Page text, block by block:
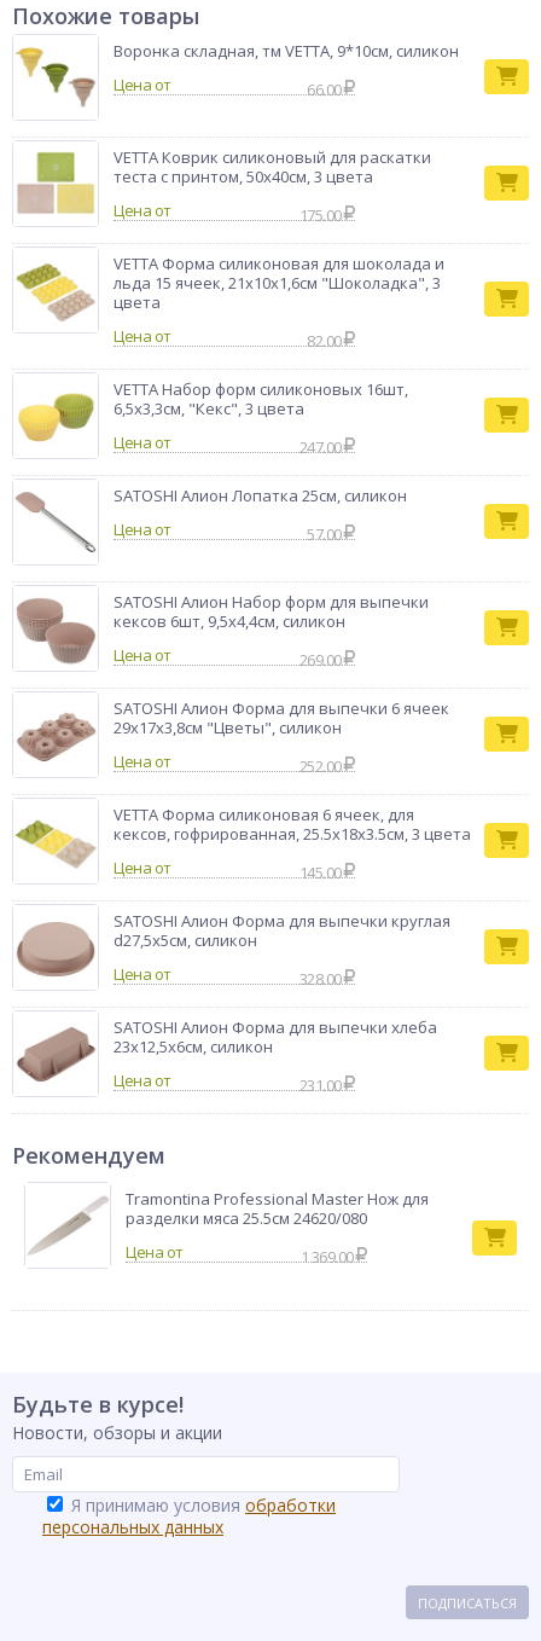
готовые кондитерские изделия легко извлекаются без
нарушения их целостности. Изделия легко моются и
предназначены для многоразового использования.
Тип товара
Форма для
Похожие товары
Воронка складная, тм VETTA, 9*10см, силикон
Цена от
66.00
VETTA Коврик силиконовый для раскатки
теста с принтом, 50х40см, 3 цвета
Цена от
175.00
VETTA Форма силиконовая для шоколада и
льда 15 ячеек, 21x10x1,6см "Шоколадка", 3
цвета
Цена от
82.00
VETTA Набор форм силиконовых 16шт,
6,5x3,3см, "Кекс", 3 цвета
Цена от
247.00
SATOSHI Алион Лопатка 25см, силикон
Цена от
57.00
SATOSHI Алион Набор форм для выпечки
кексов 6шт, 9,5x4,4см, силикон
Цена от
269.00
SATOSHI Алион Форма для выпечки 6 ячеек
29x17х3,8см "Цветы", силикон
Цена от
252.00
VETTA Форма силиконовая 6 ячеек, для
кексов, гофрированная, 25.5x18x3.5см, 3 цвета
Цена от
145.00
SATOSHI Алион Форма для выпечки круглая
d27,5х5см, силикон
Цена от
328.00
SATOSHI Алион Форма для выпечки хлеба
23x12,5х6см, силикон
Цена от
231.00
Рекомендуем
Tramontina Professional Master Нож для
разделки мяса 25.5см 24620/080
1 369.00
Будьте в курсе!
Новости, обзоры и акции
Я принимаю условия обработки
персональных данных
ПОДПИСАТЬСЯ